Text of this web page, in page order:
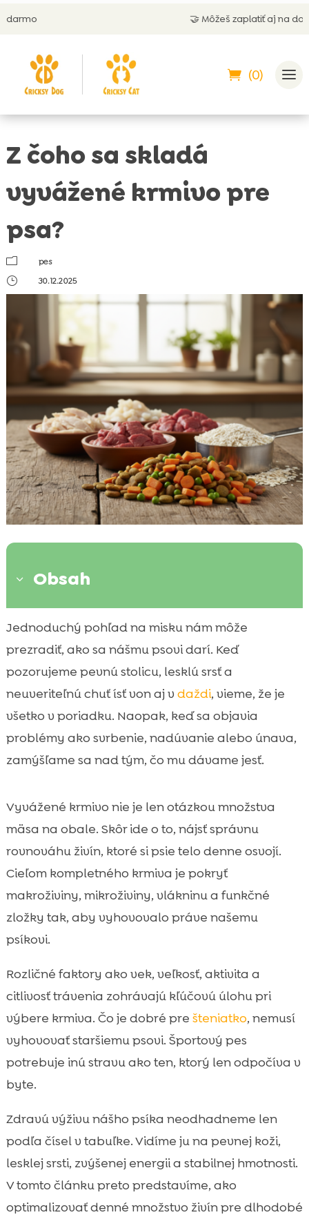
🤝 Môžeš zaplatiť aj na dobierku
(0)
Z čoho sa skladá
vyvážené krmivo pre
psa?
m
pes
}
30.12.2025
3 Obsah
 Prečo je vyvážená výživa psa kľúčová pre
zdravie
Makroživiny v krmive: bielkoviny, tuky a
Tuky a mastné kyseliny: omega-3 a
omega-6 v praxi
 Vitamíny a minerály: čo nesmie vo
 Vláknina, prebiotiká a zdravé trávenie
 Alergie a intolerancie: ako vyberať
hypoalergénne krmivo
vyvážené krmivo pre psa a ako ho
spoznáme na etikete
Suché, mokré a kombinované kŕmenie: čo
je pre nášho psa vhodné
 Krmivo podľa veku, veľkosti a životného
CricksyDog ako príklad dobre vyskladanej
stravy pre citlivých psov
 Doplnky, maškrty a starostlivosť, ktoré
podporia vyvážený jedálniček
 Záver

Jednoduchý pohľad na misku nám môže
prezradiť, ako sa nášmu psovi darí. Keď
pozorujeme pevnú stolicu, lesklú srsť a
neuveriteľnú chuť ísť von aj v daždi, vieme, že je
všetko v poriadku. Naopak, keď sa objavia
problémy ako svrbenie, nadúvanie alebo únava,
zamýšľame sa nad tým, čo mu dávame jesť.
Vyvážené krmivo nie je len otázkou množstva
mäsa na obale. Skôr ide o to, nájsť správnu
rovnováhu živín, ktoré si psie telo denne osvojí.
Cieľom kompletného krmiva je pokryť
makroživiny, mikroživiny, vlákninu a funkčné
zložky tak, aby vyhovovalo práve našemu
psíkovi.
Rozličné faktory ako vek, veľkosť, aktivita a
citlivosť trávenia zohrávajú kľúčovú úlohu pri
výbere krmiva. Čo je dobré pre šteniatko, nemusí
vyhovovať staršiemu psovi. Športový pes
potrebuje inú stravu ako ten, ktorý len odpočíva v
byte.
Zdravú výživu nášho psíka neodhadneme len
podľa čísel v tabuľke. Vidíme ju na pevnej koži,
lesklej srsti, zvýšenej energii a stabilnej hmotnosti.
V tomto článku preto predstavíme, ako
optimalizovať denné množstvo živín pre dlhodobé